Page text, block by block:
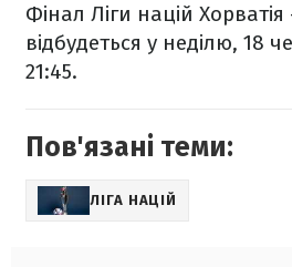
Фінал Ліги націй Хорватія
відбудеться у неділю, 18
21:45.
Пов'язані теми:
ЛІГА НАЦІЙ